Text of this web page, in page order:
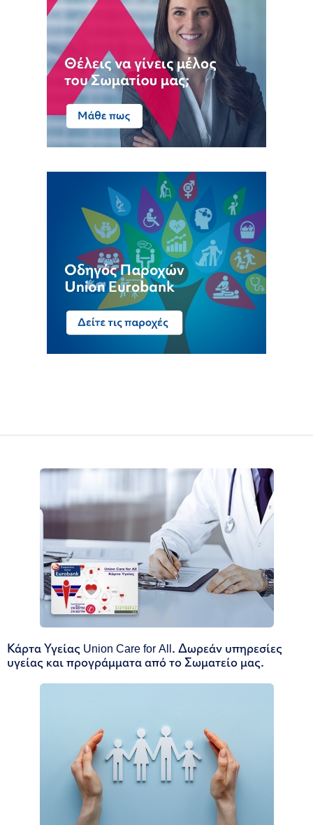
Κάρτα Υγείας Union Care for All. Δωρεάν υπηρεσίες
υγείας και προγράμματα από το Σωματείο μας.